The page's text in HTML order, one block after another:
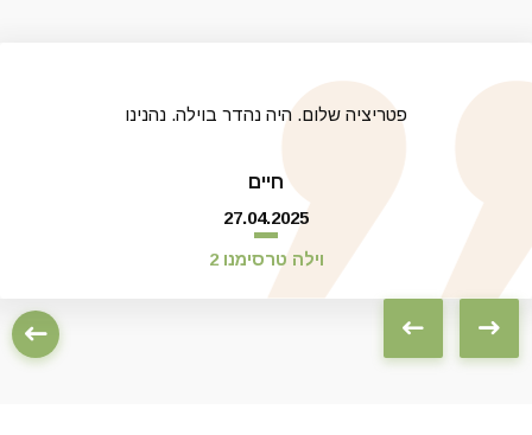
פטריציה שלום. היה נהדר בוילה. נהנינו
חיים
27.04.2025
וילה טרסימנו 2